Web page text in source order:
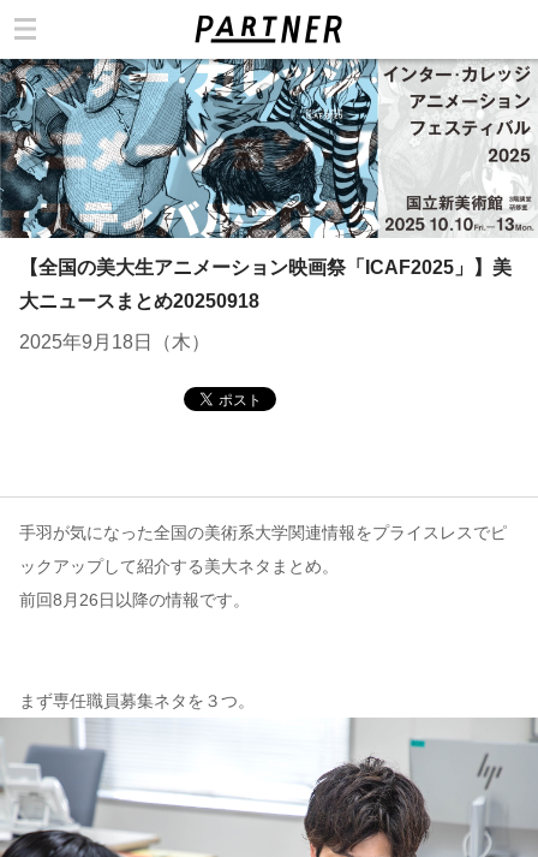
【全国の美大生アニメーション映画祭「ICAF2025」】美
大ニュースまとめ20250918
2025年9月18日（木）
手羽が気になった全国の美術系大学関連情報をプライスレスでピ
ックアップして紹介する美大ネタまとめ。
前回8月26日以降の情報です。
まず専任職員募集ネタを３つ。
カテゴリ
コンテンツ
お問い合わせ